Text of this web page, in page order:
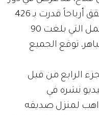
السينما في شهر يناير 2020، وحقق أرباحاً قدرت بـ 426
مليون دولار، مقارنةً بميزانية العمل التي بلغت 90
توقع الجميع
الرابع من قبل
نشره في
لمنزل صديقه